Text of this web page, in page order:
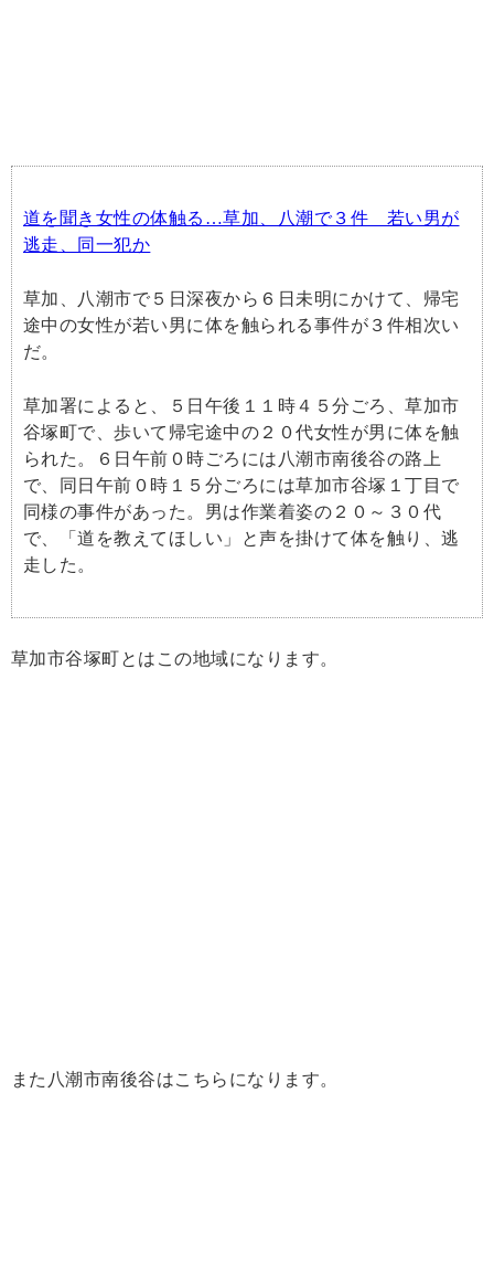
道を聞き女性の体触る…草加、八潮で３件 若い男が
逃走、同一犯か
草加、八潮市で５日深夜から６日未明にかけて、帰宅
途中の女性が若い男に体を触られる事件が３件相次い
だ。
草加署によると、５日午後１１時４５分ごろ、草加市
谷塚町で、歩いて帰宅途中の２０代女性が男に体を触
られた。６日午前０時ごろには八潮市南後谷の路上
で、同日午前０時１５分ごろには草加市谷塚１丁目で
同様の事件があった。男は作業着姿の２０～３０代
で、「道を教えてほしい」と声を掛けて体を触り、逃
走した。
草加市谷塚町とはこの地域になります。
また八潮市南後谷はこちらになります。